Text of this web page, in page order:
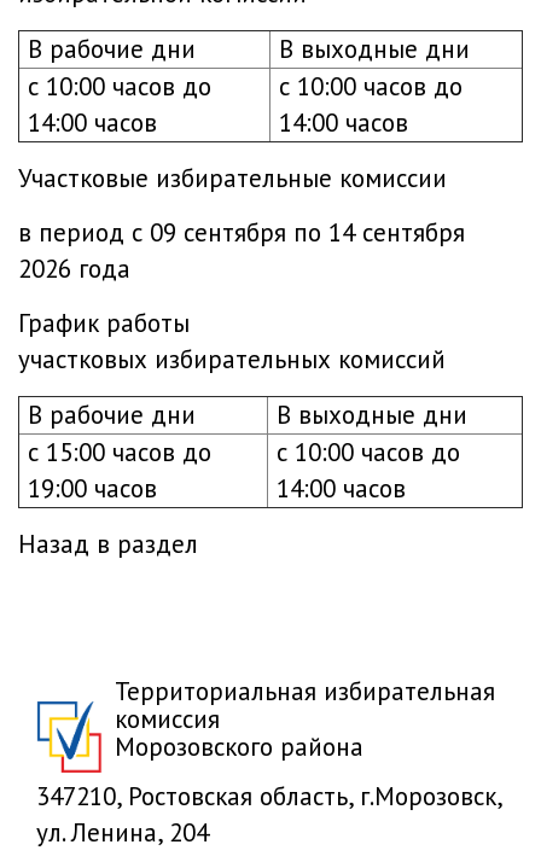
В рабочие дни
В выходные дни
с 10:00 часов до
14:00 часов
с 10:00 часов до
14:00 часов
Участковые избирательные комиссии
в период с 09 сентября по 14 сентября
2026 года
График работы
участковых избирательных комиссий
В рабочие дни
В выходные дни
с 15:00 часов до
19:00 часов
с 10:00 часов до
14:00 часов
Назад в раздел
Территориальная избирательная
комиссия
Морозовского района
347210, Ростовская область, г.Морозовск,
ул. Ленина, 204